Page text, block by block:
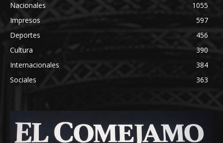
Nacionales
1055
Impresos
597
Deportes
456
Cultura
390
Internacionales
384
Sociales
363